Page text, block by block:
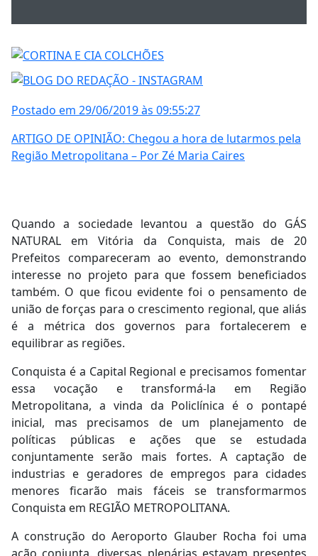
Postado em 29/06/2019 às 09:55:27
ARTIGO DE OPINIÃO: Chegou a hora de lutarmos pela
Região Metropolitana – Por Zé Maria Caires
Quando a sociedade levantou a questão do GÁS
NATURAL em Vitória da Conquista, mais de 20
Prefeitos compareceram ao evento, demonstrando
interesse no projeto para que fossem beneficiados
também. O que ficou evidente foi o pensamento de
união de forças para o crescimento regional, que aliás
é a métrica dos governos para fortalecerem e
equilibrar as regiões.
Conquista é a Capital Regional e precisamos fomentar
essa vocação e transformá-la em Região
Metropolitana, a vinda da Policlínica é o pontapé
inicial, mas precisamos de um planejamento de
políticas públicas e ações que se estudada
conjuntamente serão mais fortes. A captação de
industrias e geradores de empregos para cidades
menores ficarão mais fáceis se transformarmos
Conquista em REGIÃO METROPOLITANA.
A construção do Aeroporto Glauber Rocha foi uma